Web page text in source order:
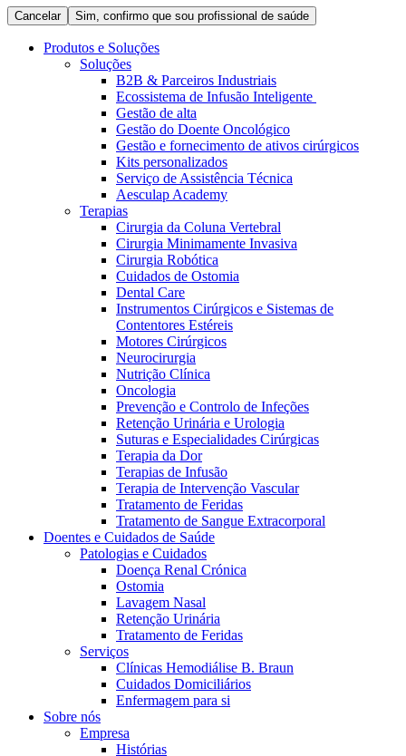
Catálogo de Produtos
Encontre o produto que procura. Visite o catálogo de produtos
da B. Braun com o nosso portfólio completo.
Centro de Inovação
Vamos impulsionar juntos a inovação na tecnologia médica.
Saiba mais sobre o nosso centro de inovação e apresente a sua
Contactos
Em diálogo com a B. Braun. Entre em contacto connosco
Cancelar Sim, confirmo que sou profissional de saúde
Produtos e Soluções
Soluções
B2B & Parceiros Industriais
Ecossistema de Infusão Inteligente
Gestão de alta
Gestão do Doente Oncológico
Gestão e fornecimento de ativos cirúrgicos
Kits personalizados
Serviço de Assistência Técnica
Aesculap Academy
Terapias
Cirurgia da Coluna Vertebral
Cirurgia Minimamente Invasiva
Cirurgia Robótica
Cuidados de Ostomia
Dental Care
Instrumentos Cirúrgicos e Sistemas de
Contentores Estéreis
Motores Cirúrgicos
Neurocirurgia
Nutrição Clínica
Oncologia
Prevenção e Controlo de Infeções
Retenção Urinária e Urologia
Suturas e Especialidades Cirúrgicas
Terapia da Dor
Terapias de Infusão
Terapia de Intervenção Vascular
Tratamento de Feridas
Tratamento de Sangue Extracorporal
Doentes e Cuidados de Saúde
Patologias e Cuidados
Doença Renal Crónica
Ostomia
Lavagem Nasal
Retenção Urinária
Tratamento de Feridas
Serviços
Clínicas Hemodiálise B. Braun
Cuidados Domiciliários
Enfermagem para si
Sobre nós
Empresa
Histórias